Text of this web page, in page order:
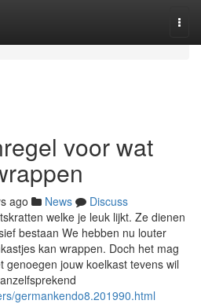
voor wat
ago News
Discuss
welke je leuk lijkt. Ze dienen
bestaan We hebben nu louter
kan wrappen. Doch het mag
genoegen jouw koelkast tevens wil
germankendo8.201990.html